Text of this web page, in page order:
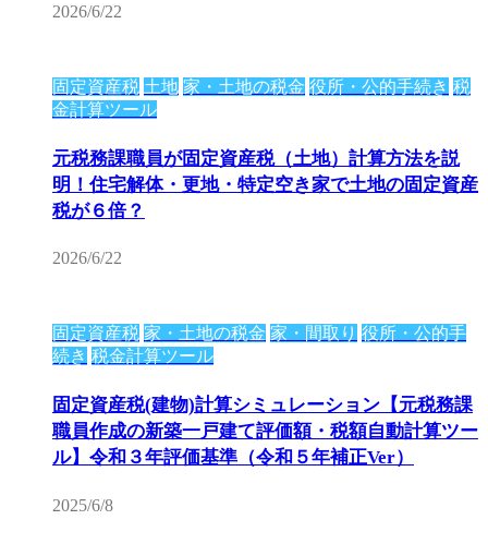
2026/6/22
固定資産税 土地 家・土地の税金 役所・公的手続き 税
金計算ツール
元税務課職員が固定資産税（土地）計算方法を説
明！住宅解体・更地・特定空き家で土地の固定資産
税が６倍？
2026/6/22
固定資産税 家・土地の税金 家・間取り 役所・公的手
続き 税金計算ツール
固定資産税(建物)計算シミュレーション【元税務課
職員作成の新築一戸建て評価額・税額自動計算ツー
ル】令和３年評価基準（令和５年補正Ver）
2025/6/8